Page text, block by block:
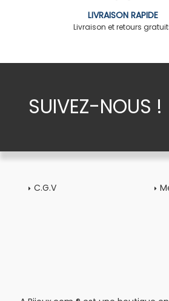
LIVRAISON RAPIDE
Livraison et retours
SUIVEZ-NOUS !
C.G.V